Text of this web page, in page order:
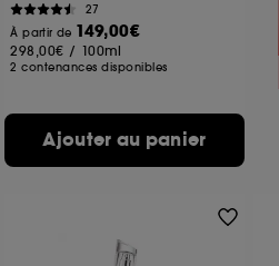
27
À partir de 149,00€
298,00€ / 100ml
2 contenances disponibles
Ajouter au panier